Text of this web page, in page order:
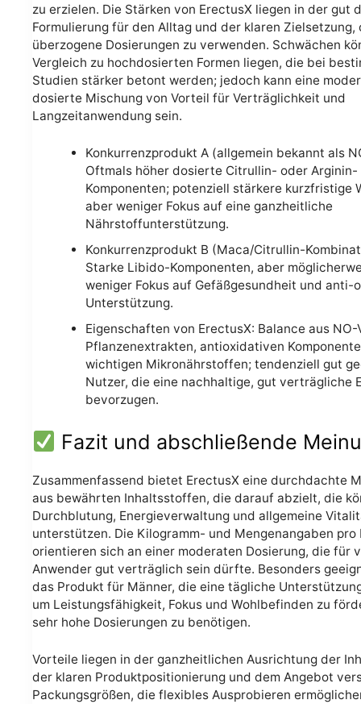
zu erzielen. Die Stärken von ErectusX liegen in der gut
Formulierung für den Alltag und der klaren Zielsetzung,
überzogene Dosierungen zu verwenden. Schwächen
Vergleich zu hochdosierten Formen liegen, die bei
Studien stärker betont werden; jedoch kann eine
dosierte Mischung von Vorteil für Verträglichkeit und
Langzeitanwendung sein.
Konkurrenzprodukt A (allgemein bekannt als
Oftmals höher dosierte Citrullin- oder Arginin-
Komponenten; potenziell stärkere kurzfristige
aber weniger Fokus auf eine ganzheitliche
Nährstoffunterstützung.
Konkurrenzprodukt B (Maca/Citrullin-
Starke Libido-Komponenten, aber
weniger Fokus auf Gefäßgesundheit und anti-
Unterstützung.
Eigenschaften von ErectusX: Balance aus NO-
Pflanzenextrakten, antioxidativen
wichtigen Mikronährstoffen; tendenziell gut
Nutzer, die eine nachhaltige, gut verträgliche
bevorzugen.
Fazit und abschließende
Zusammenfassend bietet ErectusX eine durchdachte
aus bewährten Inhaltsstoffen, die darauf abzielt, die
Durchblutung, Energieverwaltung und allgemeine
unterstützen. Die Kilogramm- und Mengenangaben pro
orientieren sich an einer moderaten Dosierung, die für
Anwender gut verträglich sein dürfte. Besonders
das Produkt für Männer, die eine tägliche
um Leistungsfähigkeit, Fokus und Wohlbefinden zu
sehr hohe Dosierungen zu benötigen.
Vorteile liegen in der ganzheitlichen Ausrichtung der
der klaren Produktpositionierung und dem Angebot
Packungsgrößen, die flexibles Ausprobieren